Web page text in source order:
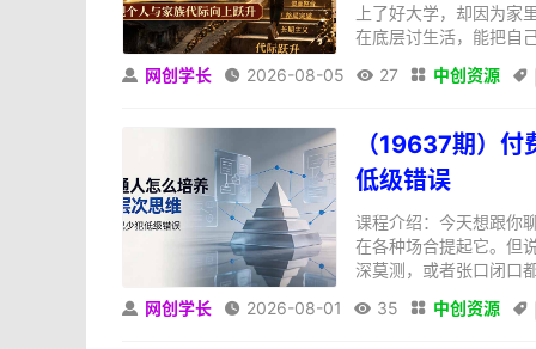
上了好大学，却因为家
在底层讨生活，能把自
 网创学长  2026-08-05  27  中创资源 
（19637期）
低级错误
课程介绍：今天想跟你
在各种场合提起它。但
深莫测，或者张口闭口
 网创学长  2026-08-01  35  中创资源 